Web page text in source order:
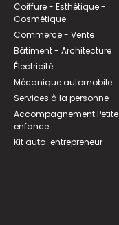
Coiffure - Esthétique -
Cosmétique
Commerce - Vente
Bâtiment - Architecture
Électricité
Mécanique automobile
Services à la personne
Accompagnement Petite
enfance
Kit auto-entrepreneur